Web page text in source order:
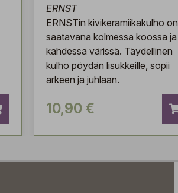
ERNST
ERNSTin kivikeramiikakulho on
saatavana kolmessa koossa ja
kahdessa värissä. Täydellinen
kulho pöydän lisukkeille, sopii
arkeen ja juhlaan.
10,90 €